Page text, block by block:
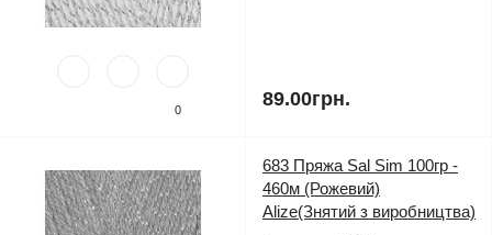
0 89.00грн.
683 Пряжа Sal Sim 100гр -
460м (Рожевий)
Alize(Знятий з виробництва)